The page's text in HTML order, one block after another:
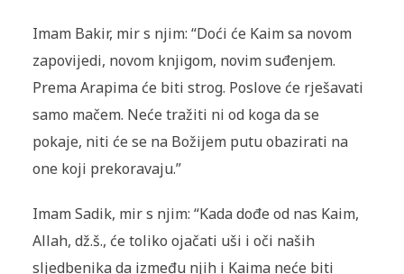
Imam Bakir, mir s njim: “Doći će Kaim sa novom
zapovijedi, novom knjigom, novim suđenjem.
Prema Arapima će biti strog. Poslove će rješavati
samo mačem. Neće tražiti ni od koga da se
pokaje, niti će se na Božijem putu obazirati na
one koji prekoravaju.”
Imam Sadik, mir s njim: “Kada dođe od nas Kaim,
Allah, dž.š., će toliko ojačati uši i oči naših
sljedbenika da između njih i Kaima neće biti